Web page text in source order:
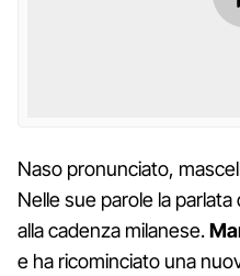
Naso pronunciato,
Nelle sue parole la
alla cadenza milanese.
e ha ricominciato una